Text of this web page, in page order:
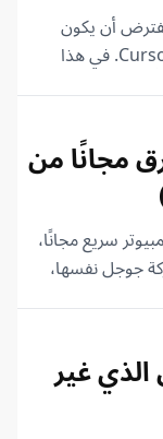
أن يكون
مدمجًا مع الذكاء الاصطناعي ومنافسًا لمحرر Cursor. في هذا
مجانًا من
سريع مجانًا،
جوجل نفسها،
غير